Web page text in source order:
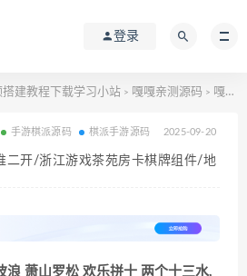
登录
建教程下载学习小站 > 嘎嘎亲测源码 > 嘎嘎亲测–最新更新量推二开/浙江游戏茶苑房卡棋牌组件/地方玩法茶馆模式
手游棋派源码 棋派手游源码 2025-09-20
二开/浙江游戏茶苑房卡棋牌组件/地
浪 萧山罗松 欢乐拼十 两个十三水,